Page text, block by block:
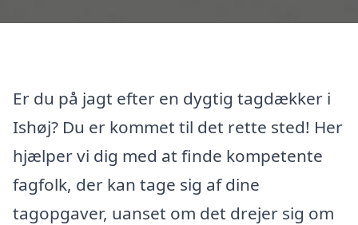
Er du på jagt efter en dygtig tagdækker i
Ishøj? Du er kommet til det rette sted! Her
hjælper vi dig med at finde kompetente
fagfolk, der kan tage sig af dine
tagopgaver, uanset om det drejer sig om